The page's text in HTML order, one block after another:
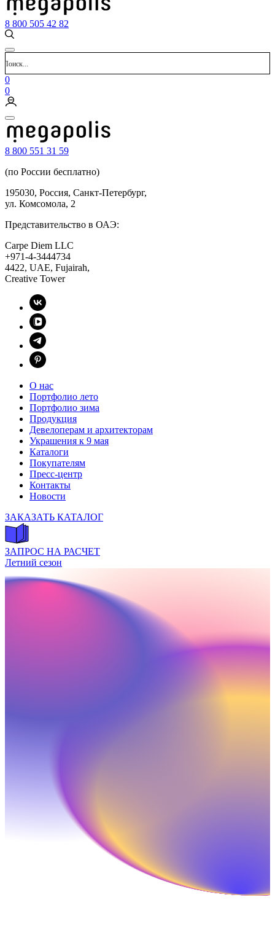
8 800 505 42 82
0
0
8 800 551 31 59
(по России бесплатно)
195030, Россия, Санкт-Петербург,
ул. Комсомола, 2
Представительство в ОАЭ:
Carpe Diem LLC
+971-4-3444734
4422, UAE, Fujairah,
Creative Tower
О нас
Портфолио лето
Портфолио зима
Продукция
Девелоперам и архитекторам
Украшения к 9 мая
Каталоги
Покупателям
Пресс-центр
Контакты
Новости
ЗАКАЗАТЬ КАТАЛОГ
ЗАПРОС НА РАСЧЕТ
Летний сезон